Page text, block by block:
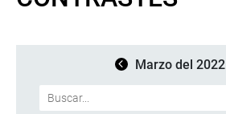
Marzo del 2022